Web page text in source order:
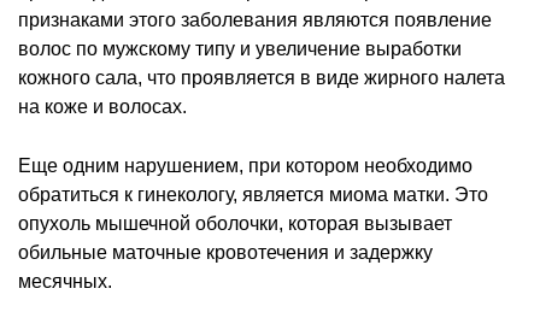
признаками этого заболевания являются появление
волос по мужскому типу и увеличение выработки
кожного сала, что проявляется в виде жирного налета
на коже и волосах.
Еще одним нарушением, при котором необходимо
обратиться к гинекологу, является миома матки. Это
опухоль мышечной оболочки, которая вызывает
обильные маточные кровотечения и задержку
месячных.